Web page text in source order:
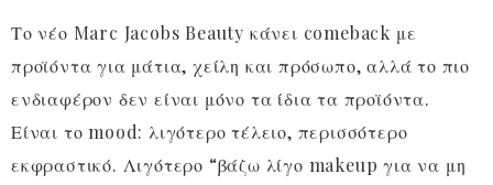
Το νέο Marc Jacobs Beauty κάνει comeback με
προϊόντα για μάτια, χείλη και πρόσωπο, αλλά το πιο
ενδιαφέρον δεν είναι μόνο τα ίδια τα προϊόντα.
Είναι το mood: λιγότερο τέλειο, περισσότερο
εκφραστικό. Λιγότερο “βάζω λίγο makeup για να μη